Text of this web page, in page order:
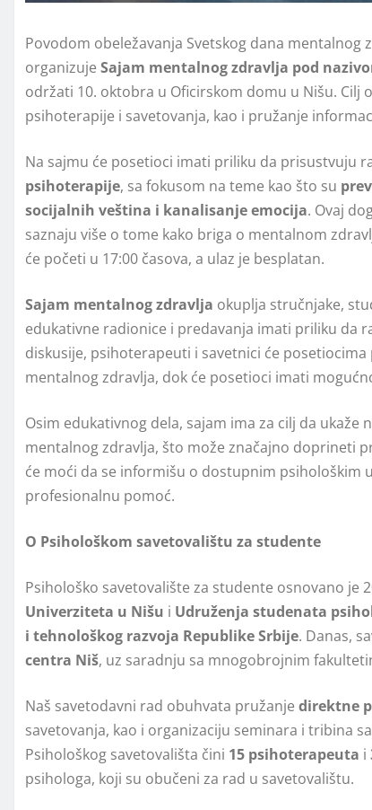
Povodom obeležavanja Svetskog dana mentalnog
organizuje Sajam mentalnog zdravlja pod
održati 10. oktobra u Oficirskom domu u Nišu. Cilj
psihoterapije i savetovanja, kao i pružanje
Na sajmu će posetioci imati priliku da prisustvuju
psihoterapije, sa fokusom na teme kao što su
socijalnih veština i kanalisanje emocija. Ovaj
saznaju više o tome kako briga o mentalnom
će početi u 17:00 časova, a ulaz je besplatan.
Sajam mentalnog zdravlja okuplja stručnjake,
edukativne radionice i predavanja imati priliku da
diskusije, psihoterapeuti i savetnici će
mentalnog zdravlja, dok će posetioci imati
Osim edukativnog dela, sajam ima za cilj da
mentalnog zdravlja, što može značajno doprineti
će moći da se informišu o dostupnim psihološkim
profesionalnu pomoć.
O Psihološkom savetovalištu za studente
Psihološko savetovalište za studente osnovano je
Univerziteta u Nišu i Udruženja studenata
i tehnološkog razvoja Republike Srbije. Danas,
centra Niš, uz saradnju sa mnogobrojnim
Naš savetodavni rad obuhvata pružanje direktne
savetovanja, kao i organizaciju seminara i tribina
Psihološkog savetovališta čini 15 psihoterapeuta i
psihologa, koji su obučeni za rad u savetovalištu.